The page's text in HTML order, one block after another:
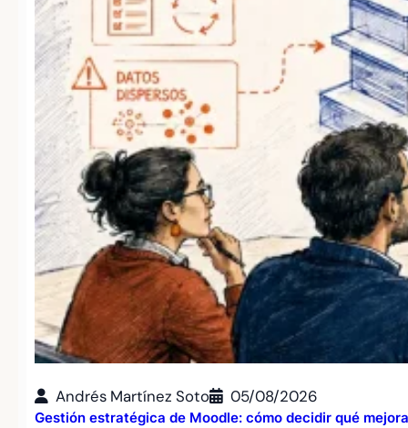
Andrés Martínez Soto 05/08/2026
Gestión estratégica de Moodle: cómo decidir qué